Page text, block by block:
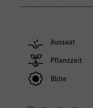
Aussaat
Pflanzzeit
Blüte